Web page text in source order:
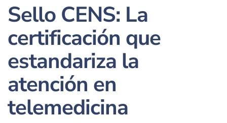
Sello CENS: La
certificación que
estandariza la
atención en
telemedicina